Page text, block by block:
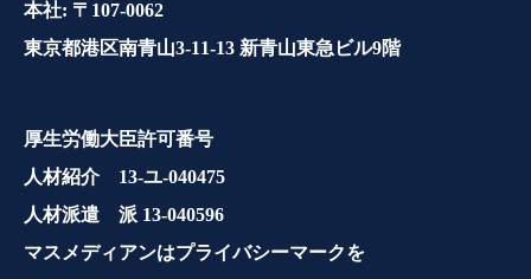
本社: 〒107-0062
東京都港区南青山3-11-13 新青山東急ビル9階
厚生労働大臣許可番号
人材紹介 13-ユ-040475
人材派遣 派 13-040596
マスメディアンはプライバシーマークを